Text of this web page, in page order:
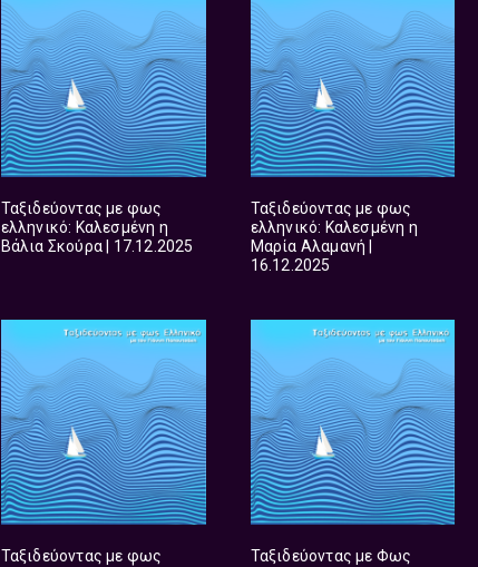
Ταξιδεύοντας με φως
ελληνικό: Καλεσμένη η
Βάλια Σκούρα | 17.12.2025
Ταξιδεύοντας με φως
ελληνικό: Καλεσμένη η
Μαρία Αλαμανή |
16.12.2025
Ταξιδεύοντας με φως
Ταξιδεύοντας με Φως